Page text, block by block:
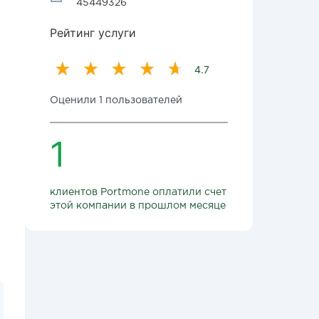
45449326
Рейтинг услуги
4.7
Оценили 1 пользователей
1
клиентов Portmone оплатили счет
этой компании в прошлом месяце